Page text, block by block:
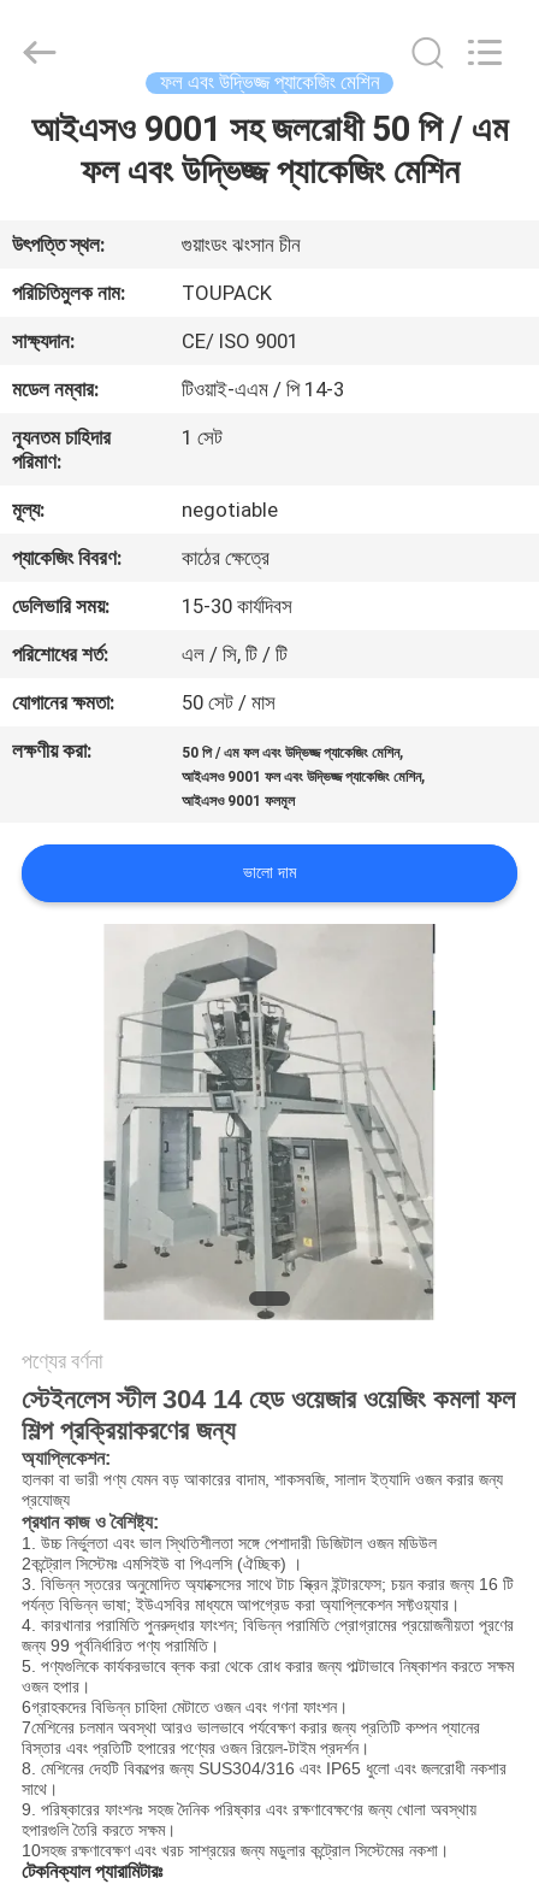
বাড়ি
আমাদের
সম্পর্কে
ফ্যাক্টরি
ট্যুর
মান
নিয়ন্ত্রণ
আমাদের
সাথে
যোগাযোগ
করুন
খবর
SITEMAP
গোপনীয়তা
ফল এবং উদ্ভিজ্জ প্যাকেজিং মেশিন
আইএসও 9001 সহ জলরোধী 50 পি / এম
ফল এবং উদ্ভিজ্জ প্যাকেজিং মেশিন
উৎপত্তি স্থল:
গুয়াংডং ঝংসান চীন
পরিচিতিমুলক নাম:
TOUPACK
সাক্ষ্যদান:
CE/ ISO 9001
মডেল নম্বার:
টিওয়াই-এএম / পি 14-3
ন্যূনতম চাহিদার
পরিমাণ:
1 সেট
মূল্য:
negotiable
প্যাকেজিং বিবরণ:
কাঠের ক্ষেত্রে
ডেলিভারি সময়:
15-30 কার্যদিবস
পরিশোধের শর্ত:
এল / সি, টি / টি
যোগানের ক্ষমতা:
50 সেট / মাস
লক্ষণীয় করা:
50 পি / এম ফল এবং উদ্ভিজ্জ প্যাকেজিং মেশিন,
আইএসও 9001 ফল এবং উদ্ভিজ্জ প্যাকেজিং মেশিন,
আইএসও 9001 ফলমূল
ভালো দাম
পণ্যের বর্ণনা
স্টেইনলেস স্টীল 304 14 হেড ওয়েজার ওয়েজিং কমলা ফল
শিল্প প্রক্রিয়াকরণের জন্য
অ্যাপ্লিকেশন:
হালকা বা ভারী পণ্য যেমন বড় আকারের বাদাম, শাকসবজি, সালাদ ইত্যাদি ওজন করার জন্য
প্রযোজ্য
প্রধান কাজ ও বৈশিষ্ট্য:
1. উচ্চ নির্ভুলতা এবং ভাল স্থিতিশীলতা সঙ্গে পেশাদারী ডিজিটাল ওজন মডিউল
2কন্ট্রোল সিস্টেমঃ এমসিইউ বা পিএলসি (ঐচ্ছিক) ।
3. বিভিন্ন স্তরের অনুমোদিত অ্যাক্সেসের সাথে টাচ স্ক্রিন ইন্টারফেস; চয়ন করার জন্য 16 টি
পর্যন্ত বিভিন্ন ভাষা; ইউএসবির মাধ্যমে আপগ্রেড করা অ্যাপ্লিকেশন সফ্টওয়্যার।
4. কারখানার পরামিতি পুনরুদ্ধার ফাংশন; বিভিন্ন পরামিতি প্রোগ্রামের প্রয়োজনীয়তা পূরণের
জন্য 99 পূর্বনির্ধারিত পণ্য পরামিতি।
5. পণ্যগুলিকে কার্যকরভাবে ব্লক করা থেকে রোধ করার জন্য পাল্টাভাবে নিষ্কাশন করতে সক্ষম
ওজন হপার।
6গ্রাহকদের বিভিন্ন চাহিদা মেটাতে ওজন এবং গণনা ফাংশন।
7মেশিনের চলমান অবস্থা আরও ভালভাবে পর্যবেক্ষণ করার জন্য প্রতিটি কম্পন প্যানের
বিস্তার এবং প্রতিটি হপারের পণ্যের ওজন রিয়েল-টাইম প্রদর্শন।
8. মেশিনের দেহটি বিকল্পের জন্য SUS304/316 এবং IP65 ধুলো এবং জলরোধী নকশার
সাথে।
9. পরিষ্কারের ফাংশনঃ সহজ দৈনিক পরিষ্কার এবং রক্ষণাবেক্ষণের জন্য খোলা অবস্থায়
হপারগুলি তৈরি করতে সক্ষম।
10সহজ রক্ষণাবেক্ষণ এবং খরচ সাশ্রয়ের জন্য মডুলার কন্ট্রোল সিস্টেমের নকশা।
টেকনিক্যাল প্যারামিটারঃ